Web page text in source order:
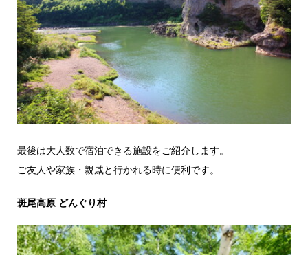
最後は大人数で宿泊できる施設をご紹介します。
ご友人や家族・親戚と行かれる時に便利です。
斑尾高原 どんぐり村